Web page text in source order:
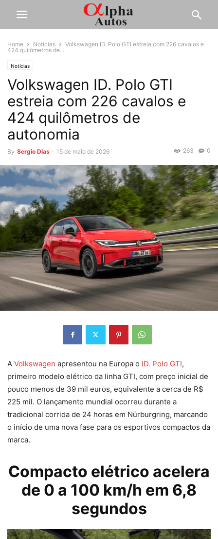
Home Notícias
Volkswagen ID. Polo GTI estreia com 226 cavalos e
424 quilômetros de...
Notícias
Volkswagen ID. Polo GTI
estreia com 226 cavalos e
424 quilômetros de
autonomia
By Sergio Dias - 15 de maio de 2026 0
263
A Volkswagen apresentou na Europa o ID. Polo GTI,
primeiro modelo elétrico da linha GTI, com preço inicial de
pouco menos de 39 mil euros, equivalente a cerca de R$
225 mil. O lançamento mundial ocorreu durante a
tradicional corrida de 24 horas em Nürburgring, marcando
o início de uma nova fase para os esportivos compactos da
marca.
Compacto elétrico acelera
de 0 a 100 km/h em 6,8
segundos